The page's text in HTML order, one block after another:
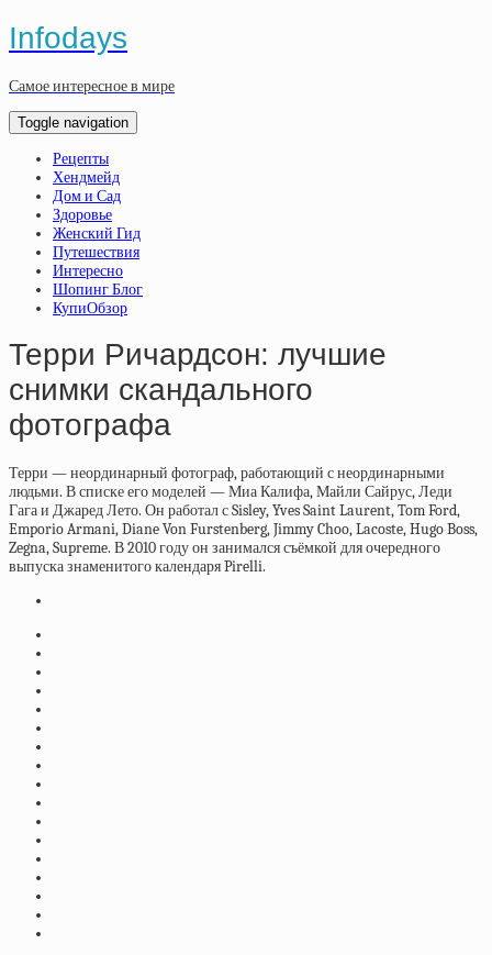
Infodays
Самое интересное в мире
Toggle navigation
Рецепты
Хендмейд
Дом и Сад
Здоровье
Женский Гид
Путешествия
Интересно
Шопинг Блог
КупиОбзор
Терри Ричардсон: лучшие
снимки скандального
фотографа
Терри — неординарный фотограф, работающий с неординарными
людьми. В списке его моделей — Миа Калифа, Майли Сайрус, Леди
Гага и Джаред Лето. Он работал с Sisley, Yves Saint Laurent, Tom Ford,
Emporio Armani, Diane Von Furstenberg, Jimmy Choo, Lacoste, Hugo Boss,
Zegna, Supreme. В 2010 году он занимался съёмкой для очередного
выпуска знаменитого календаря Pirelli.